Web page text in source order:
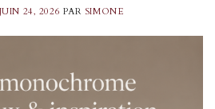
JUIN 24, 2026 PAR SIMONE